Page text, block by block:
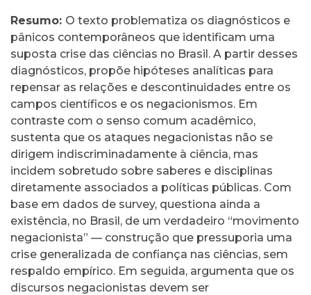
Resumo: O texto problematiza os diagnósticos e
pânicos contemporâneos que identificam uma
suposta crise das ciências no Brasil. A partir desses
diagnósticos, propõe hipóteses analíticas para
repensar as relações e descontinuidades entre os
campos científicos e os negacionismos. Em
contraste com o senso comum acadêmico,
sustenta que os ataques negacionistas não se
dirigem indiscriminadamente à ciência, mas
incidem sobretudo sobre saberes e disciplinas
diretamente associados a políticas públicas. Com
base em dados de survey, questiona ainda a
existência, no Brasil, de um verdadeiro “movimento
negacionista” — construção que pressuporia uma
crise generalizada de confiança nas ciências, sem
respaldo empírico. Em seguida, argumenta que os
discursos negacionistas devem ser